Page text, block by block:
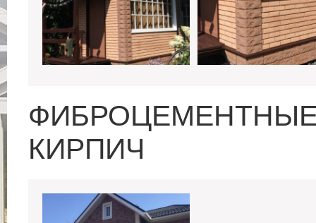
КИРПИЧ